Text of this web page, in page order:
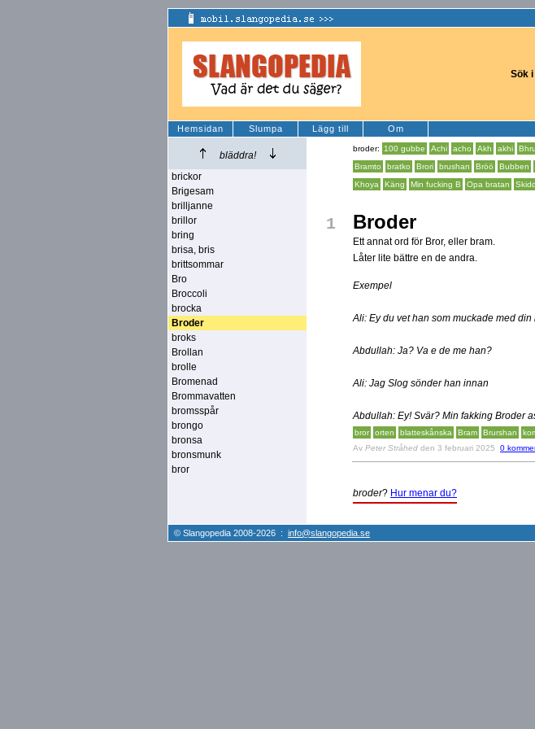
Sök
Hemsidan Slumpa Lägg till Om
bläddra!
brickor
Brigesam
brilljanne
brillor
bring
brisa, bris
brittsommar
Bro
Broccoli
brocka
Broder
broks
Brollan
brolle
Bromenad
Brommavatten
bromsspår
brongo
bronsa
bronsmunk
bror
broder: 100 gubbe Achi acho Akh akhi Bhru
Bramto
bratko Brori brushan Bröö Bubben
Khoya
Käng Min fucking B Opa bratan
1 Broder
Ett annat ord för Bror, eller bram.
Låter lite bättre en de andra.
Exempel
Ali: Ey du vet han som muckade med
Abdullah: Ja? Va e de me han?
Ali: Jag Slog sönder han innan
Abdullah: Ey! Svär? Min fakking Broder
bror orten blatteskånska Bram Brurshan
Av Peter Stråhed den 3 februari 2025 0
broder? Hur menar du?
© Slangopedia 2008-2026 : info@slangopedia.se